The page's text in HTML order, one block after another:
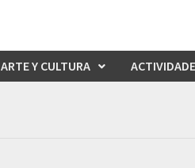
ARTE Y CULTURA